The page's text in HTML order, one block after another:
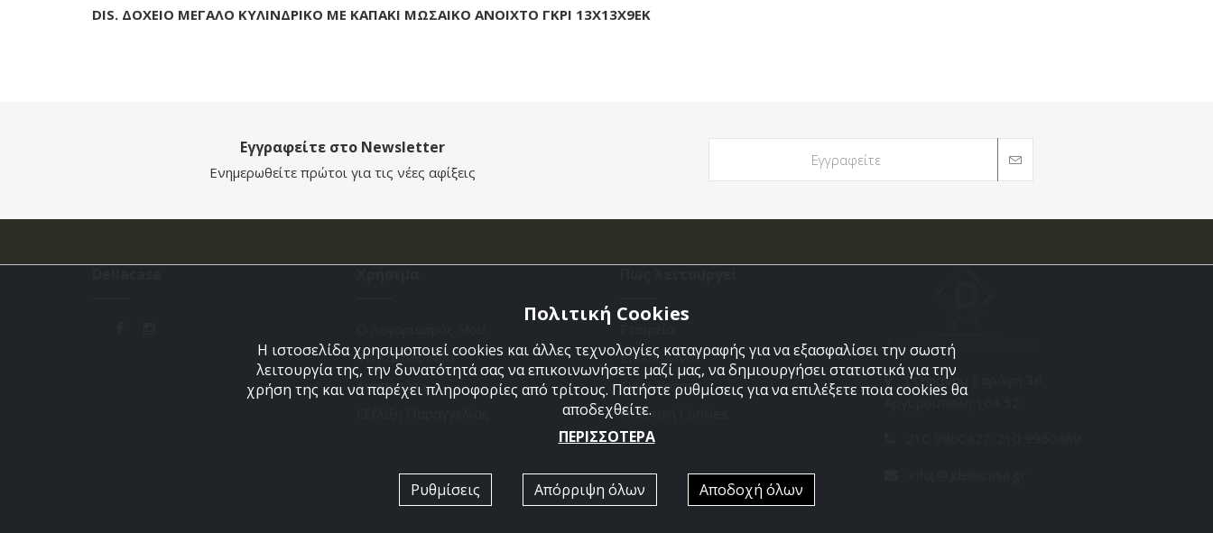
DIS. ΔΟΧΕΙΟ ΜΕΓΑΛΟ ΚΥΛΙΝΔΡΙΚΟ ΜΕ ΚΑΠΑΚΙ ΜΩΣΑΙΚΟ ΑΝΟΙΧΤΟ ΓΚΡΙ 13Χ13Χ9ΕΚ
Εγγραφείτε στο Newsletter
Ενημερωθείτε πρώτοι για τις νέες αφίξεις
Το Καλάθι Μου
Αγαπημένα
Επικοινωνια
Όροι Χρήσης
Πολιτική Cookies
Στεφάνου Σαράφη 36,
Πολιτική Cookies
Η ιστοσελίδα χρησιμοποιεί cookies και άλλες τεχνολογίες καταγραφής για να εξασφαλίσει την σωστή
λειτουργία της, την δυνατότητά σας να επικοινωνήσετε μαζί μας, να δημιουργήσει στατιστικά για την
χρήση της και να παρέχει πληροφορίες από τρίτους. Πατήστε ρυθμίσεις για να επιλέξετε ποια cookies θα
αποδεχθείτε.
ΠΕΡΙΣΣΟΤΕΡΑ
Ρυθμίσεις Απόρριψη όλων Αποδοχή όλων